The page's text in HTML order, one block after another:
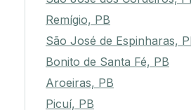
São José dos Cordeiros, PB
Remígio, PB
São José de Espinharas, PB
Bonito de Santa Fé, PB
Aroeiras, PB